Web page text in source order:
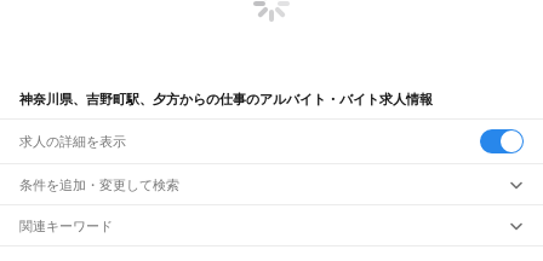
神奈川県、吉野町駅、夕方からの仕事のアルバイト・バイト求人情報
求人の詳細を表示
条件を追加・変更して検索
市区町村を追加・変更
関連キーワード